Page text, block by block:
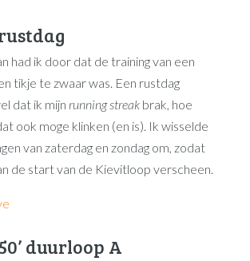
had ik door dat de training van een
tikje te zwaar was. Een rustdag
dat ik mijn running streakbrak, hoe
ook moge klinken (en is). Ik wisselde
van zaterdag en zondag om, zodat
de start van de Kievitloop verscheen.
duurloop A